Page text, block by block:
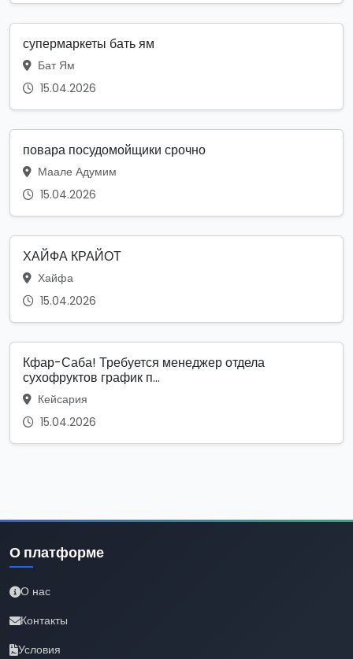
супермаркеты бать ям
Бат Ям
15.04.2026
повара посудомойщики срочно
Маале Адумим
15.04.2026
ХАЙФА КРАЙОТ
Хайфа
15.04.2026
Кфар-Саба! Требуется менеджер отдела
сухофруктов график п...
Кейсария
15.04.2026
О платформе
О нас
Контакты
Условия